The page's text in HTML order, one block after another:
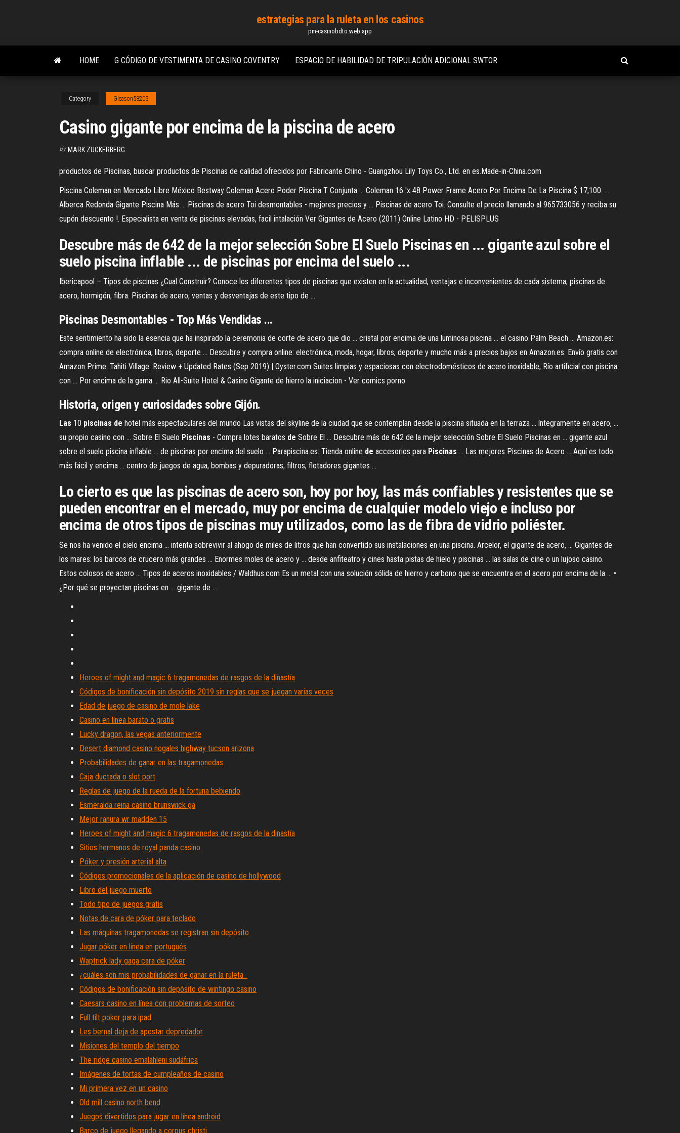
content
estrategias para la ruleta en los casinos
pm-casinobdto.web.app
HOME G CÓDIGO DE VESTIMENTA DE CASINO COVENTRY ESPACIO DE HABILIDAD DE TRIPULACIÓN ADICIONAL SWTOR
Category Gleason58203
Casino gigante por encima de la piscina de acero
By MARK ZUCKERBERG
productos de Piscinas, buscar productos de Piscinas de calidad ofrecidos por Fabricante Chino - Guangzhou Lily Toys Co., Ltd. en es.Made-in-China.com
Piscina Coleman en Mercado Libre México Bestway Coleman Acero Poder Piscina T Conjunta ... Coleman 16 'x 48 Power Frame Acero Por Encima De La Piscina $ 17,100. ...
Alberca Redonda Gigante Piscina Más ... Piscinas de acero Toi desmontables - mejores precios y ... Piscinas de acero Toi. Consulte el precio llamando al 965733056 y reciba su
cupón descuento !. Especialista en venta de piscinas elevadas, facil intalación Ver Gigantes de Acero (2011) Online Latino HD - PELISPLUS
Descubre más de 642 de la mejor selección Sobre El Suelo Piscinas en ... gigante azul sobre el
suelo piscina inflable ... de piscinas por encima del suelo ...
Ibericapool – Tipos de piscinas ¿Cual Construir? Conoce los diferentes tipos de piscinas que existen en la actualidad, ventajas e inconvenientes de cada sistema, piscinas de
acero, hormigón, fibra. Piscinas de acero, ventas y desventajas de este tipo de ...
Piscinas Desmontables - Top Más Vendidas ...
Este sentimiento ha sido la esencia que ha inspirado la ceremonia de corte de acero que dio ... cristal por encima de una luminosa piscina ... el casino Palm Beach ... Amazon.es:
compra online de electrónica, libros, deporte ... Descubre y compra online: electrónica, moda, hogar, libros, deporte y mucho más a precios bajos en Amazon.es. Envío gratis con
Amazon Prime. Tahiti Village: Review + Updated Rates (Sep 2019) | Oyster.com Suites limpias y espaciosas con electrodomésticos de acero inoxidable; Río artificial con piscina
con ... Por encima de la gama ... Rio All-Suite Hotel & Casino Gigante de hierro la iniciacion - Ver comics porno
Historia, origen y curiosidades sobre Gijón.
Las 10 piscinas de hotel más espectaculares del mundo Las vistas del skyline de la ciudad que se contemplan desde la piscina situada en la terraza ... íntegramente en acero, ...
su propio casino con ... Sobre El Suelo Piscinas - Compra lotes baratos de Sobre El ... Descubre más de 642 de la mejor selección Sobre El Suelo Piscinas en ... gigante azul
sobre el suelo piscina inflable ... de piscinas por encima del suelo ... Parapiscina.es: Tienda online de accesorios para Piscinas ... Las mejores Piscinas de Acero ... Aquí es todo
más fácil y encima ... centro de juegos de agua, bombas y depuradoras, filtros, flotadores gigantes ...
Lo cierto es que las piscinas de acero son, hoy por hoy, las más confiables y resistentes que se
pueden encontrar en el mercado, muy por encima de cualquier modelo viejo e incluso por
encima de otros tipos de piscinas muy utilizados, como las de fibra de vidrio poliéster.
Se nos ha venido el cielo encima ... intenta sobrevivir al ahogo de miles de litros que han convertido sus instalaciones en una piscina. Arcelor, el gigante de acero, ... Gigantes de
los mares: los barcos de crucero más grandes ... Enormes moles de acero y ... desde anfiteatro y cines hasta pistas de hielo y piscinas ... las salas de cine o un lujoso casino.
Estos colosos de acero ... Tipos de aceros inoxidables / Waldhus.com Es un metal con una solución sólida de hierro y carbono que se encuentra en el acero por encima de la ... •
¿Por qué se proyectan piscinas en ... gigante de ...
Heroes of might and magic 6 tragamonedas de rasgos de la dinastía
Códigos de bonificación sin depósito 2019 sin reglas que se juegan varias veces
Edad de juego de casino de mole lake
Casino en línea barato o gratis
Lucky dragon, las vegas anteriormente
Desert diamond casino nogales highway tucson arizona
Probabilidades de ganar en las tragamonedas
Caja ductada o slot port
Reglas de juego de la rueda de la fortuna bebiendo
Esmeralda reina casino brunswick ga
Mejor ranura wr madden 15
Heroes of might and magic 6 tragamonedas de rasgos de la dinastía
Sitios hermanos de royal panda casino
Póker y presión arterial alta
Códigos promocionales de la aplicación de casino de hollywood
Libro del juego muerto
Todo tipo de juegos gratis
Notas de cara de póker para teclado
Las máquinas tragamonedas se registran sin depósito
Jugar póker en línea en portugués
Waptrick lady gaga cara de póker
¿cuáles son mis probabilidades de ganar en la ruleta_
Códigos de bonificación sin depósito de wintingo casino
Caesars casino en línea con problemas de sorteo
Full tilt poker para ipad
Les bernal deja de apostar depredador
Misiones del templo del tiempo
The ridge casino emalahleni sudáfrica
Imágenes de tortas de cumpleaños de casino
Mi primera vez en un casino
Old mill casino north bend
Juegos divertidos para jugar en línea android
Barco de juego llegando a corpus christi